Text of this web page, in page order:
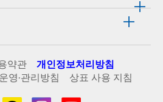
약관
개인정보처리방침
영·관리방침
상표 사용 지침